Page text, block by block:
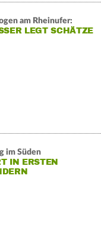
am Rheinufer:
LEGT SCHÄTZE
im Süden
IN ERSTEN